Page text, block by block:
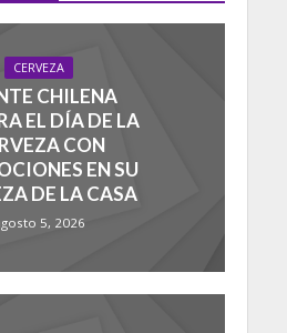
CERVEZA
CHILENA
EL DÍA DE LA
CON
EN SU
DE LA CASA
5, 2026